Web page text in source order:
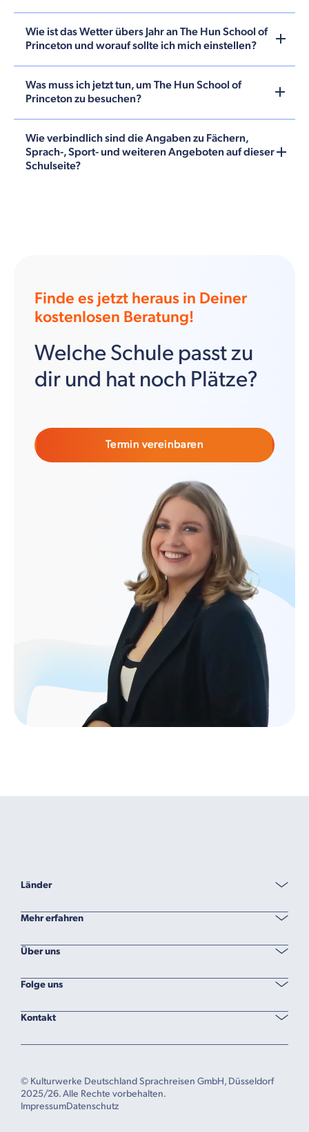
Wie ist das Wetter übers Jahr an The Hun School of
Princeton und worauf sollte ich mich einstellen?
Was muss ich jetzt tun, um The Hun School of
Princeton zu besuchen?
Wie verbindlich sind die Angaben zu Fächern,
Sprach-, Sport- und weiteren Angeboten auf dieser
Schulseite?
Finde es jetzt heraus in Deiner
kostenlosen Beratung!
Welche Schule passt zu
dir und hat noch Plätze?
Termin vereinbaren
Länder
Mehr erfahren
Über uns
Folge uns
Kontakt
© Kulturwerke Deutschland Sprachreisen GmbH, Düsseldorf
2025/26. Alle Rechte vorbehalten.
ImpressumDatenschutz